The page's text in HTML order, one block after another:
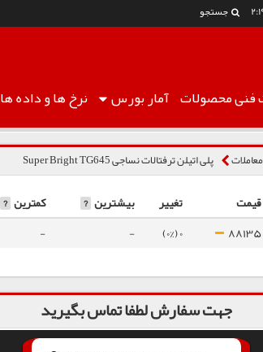
جستجو
محصولات آماربورس نرخ هاو داده ها
پلی اتیلن ترفتالات نساجی Super Bright TG645
قیمت تغییر بیشترین ? کمترین ?
88135
0 (0%)
-
-
جهت سفارش لطفا تماس بگیرید